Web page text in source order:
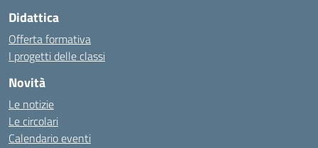
Didattica
Offerta formativa
I progetti delle classi
Novità
Le notizie
Le circolari
Calendario eventi